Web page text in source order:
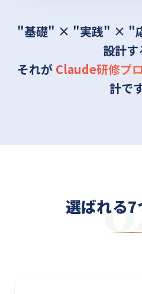
"基礎" × "実践" × "
設計す
それが Claude研修プ
計です
選ばれる7